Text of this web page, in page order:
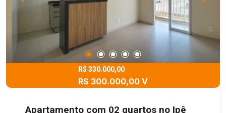
R$ 330.000,00
R$ 300.000,00 V
Apartamento com 02 quartos no Ipê